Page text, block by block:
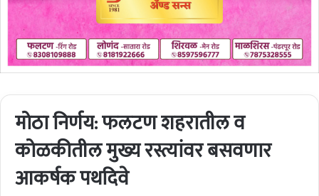
मोठा निर्णय: फलटण शहरातील व
कोळकीतील मुख्य रस्त्यांवर बसवणार
आकर्षक पथदिवे